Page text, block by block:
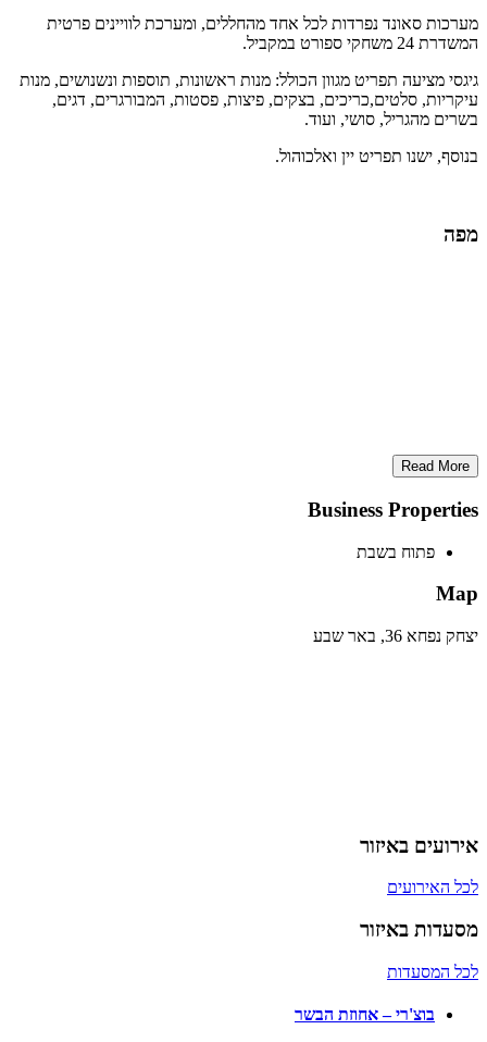
מערכות סאונד נפרדות לכל אחד מהחללים, ומערכת לוויינים פרטית
המשדרת 24 משחקי ספורט במקביל.
גיגסי מציעה תפריט מגוון הכולל: מנות ראשונות, תוספות ונשנושים, מנות
עיקריות, סלטים,כריכים, בצקים, פיצות, פסטות, המבורגרים, דגים,
בשרים מהגריל, סושי, ועוד.
בנוסף, ישנו תפריט יין ואלכוהול.
מפה
Read More
Business Properties
פתוח בשבת
Map
יצחק נפחא 36, באר שבע
אירועים באיזור
לכל האירועים
מסעדות באיזור
לכל המסעדות
בוצ'רי – אחוזת הבשר